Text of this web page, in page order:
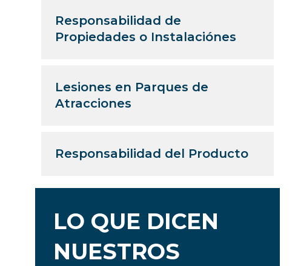
Responsabilidad de
Propiedades o Instalaciónes
Lesiones en Parques de
Atracciones
Responsabilidad del Producto
LO QUE DICEN
NUESTROS